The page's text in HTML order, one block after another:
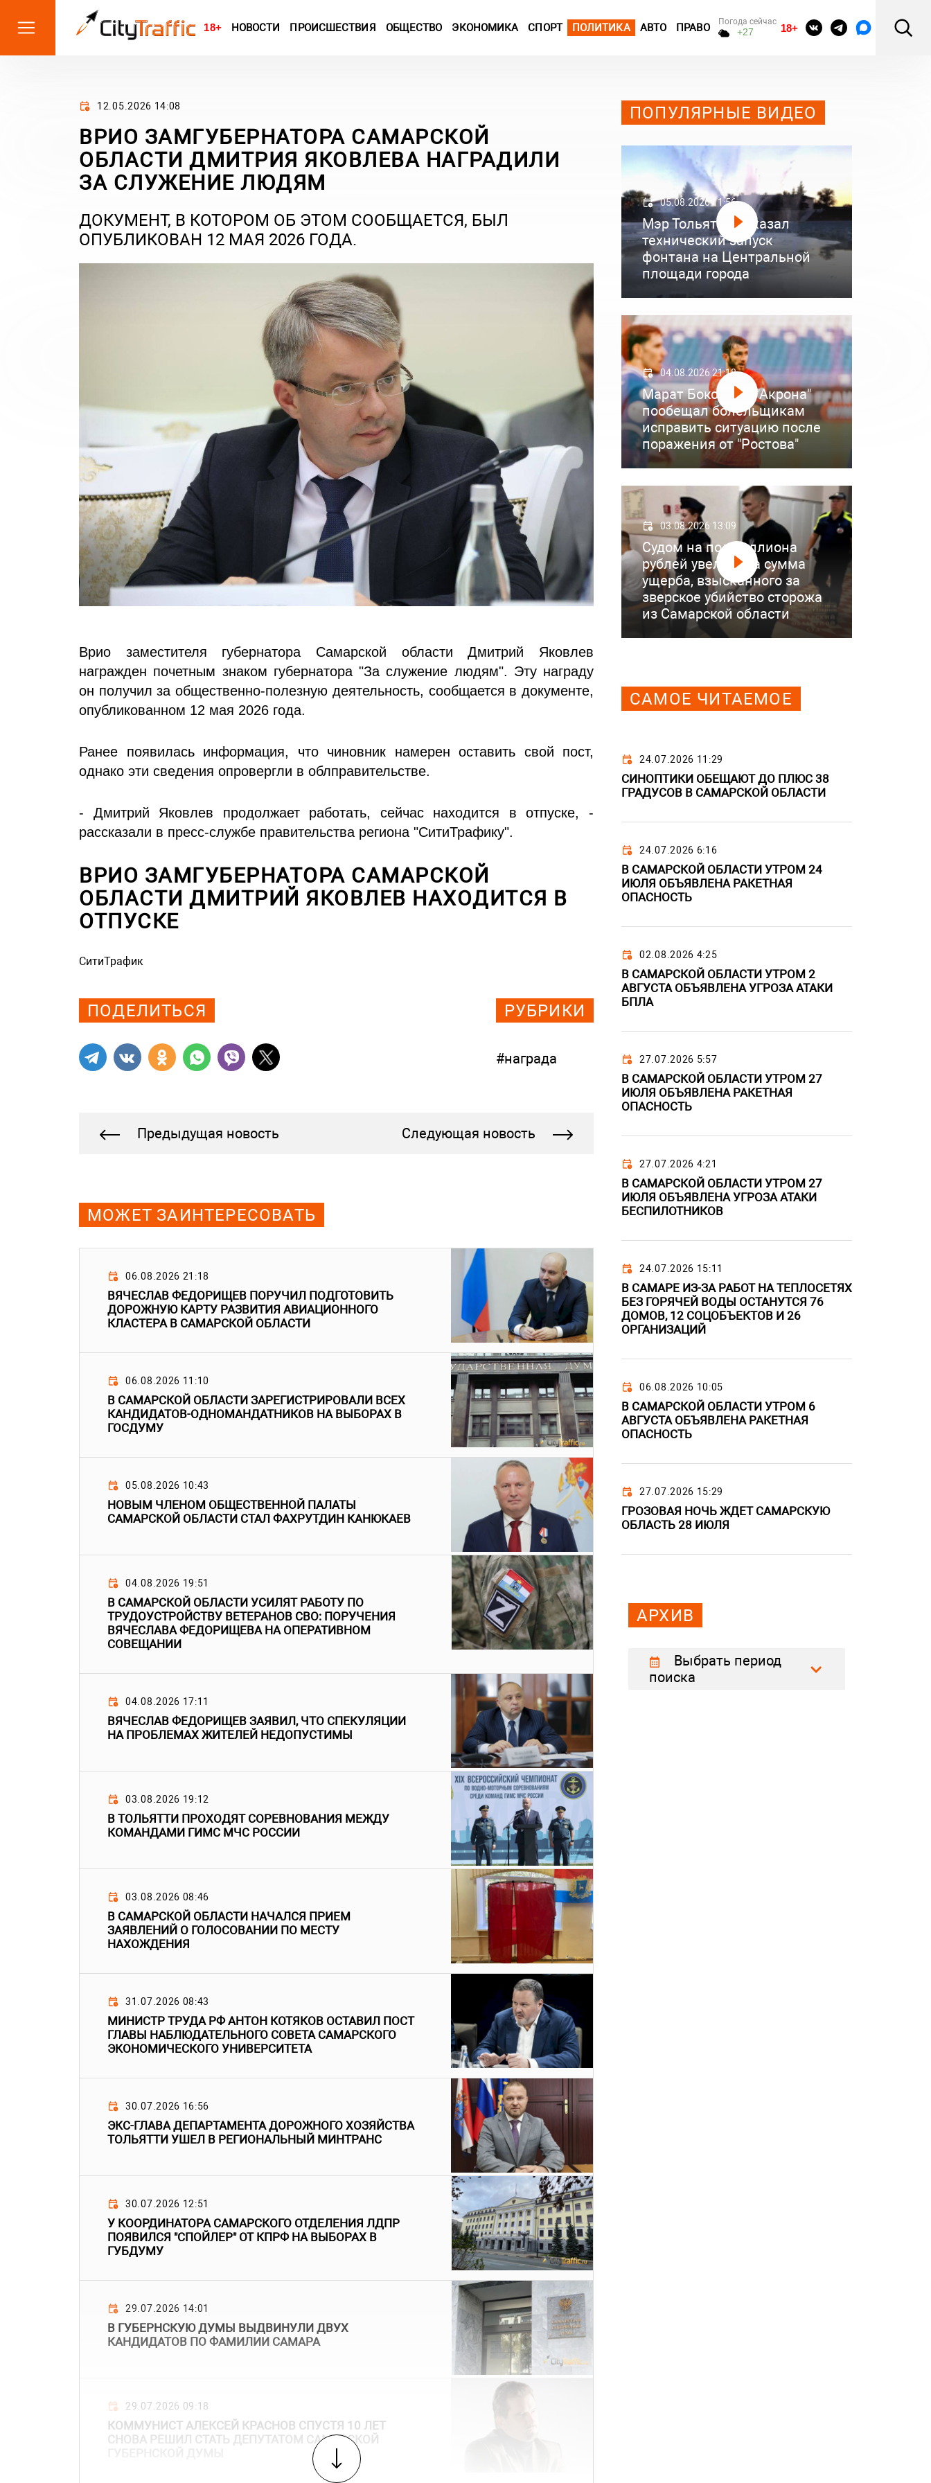
18+ НОВОСТИ ПРОИСШЕСТВИЯ ОБЩЕСТВО ЭКОНОМИКА СПОРТ ПОЛИТИКА АВТО ПРАВО Погода сейчас
+27 18+
12.05.2026 14:08
ВРИО ЗАМГУБЕРНАТОРА САМАРСКОЙ
ОБЛАСТИ ДМИТРИЯ ЯКОВЛЕВА НАГРАДИЛИ
ЗА СЛУЖЕНИЕ ЛЮДЯМ
ДОКУМЕНТ, В КОТОРОМ ОБ ЭТОМ СООБЩАЕТСЯ, БЫЛ
ОПУБЛИКОВАН 12 МАЯ 2026 ГОДА.
Врио заместителя губернатора Самарской области Дмитрий Яковлев
награжден почетным знаком губернатора "За служение людям". Эту награду
он получил за общественно-полезную деятельность, сообщается в документе,
опубликованном 12 мая 2026 года.
Ранее появилась информация, что чиновник намерен оставить свой пост,
однако эти сведения опровергли в облправительстве.
- Дмитрий Яковлев продолжает работать, сейчас находится в отпуске, -
рассказали в пресс-службе правительства региона "СитиТрафику".
ВРИО ЗАМГУБЕРНАТОРА САМАРСКОЙ
ОБЛАСТИ ДМИТРИЙ ЯКОВЛЕВ НАХОДИТСЯ В
ОТПУСКЕ
СитиТрафик
ПОДЕЛИТЬСЯ РУБРИКИ
#награда
Предыдущая новость Следующая новость
МОЖЕТ ЗАИНТЕРЕСОВАТЬ
06.08.2026 21:18
ВЯЧЕСЛАВ ФЕДОРИЩЕВ ПОРУЧИЛ ПОДГОТОВИТЬ
ДОРОЖНУЮ КАРТУ РАЗВИТИЯ АВИАЦИОННОГО
КЛАСТЕРА В САМАРСКОЙ ОБЛАСТИ
06.08.2026 11:10
В САМАРСКОЙ ОБЛАСТИ ЗАРЕГИСТРИРОВАЛИ ВСЕХ
КАНДИДАТОВ-ОДНОМАНДАТНИКОВ НА ВЫБОРАХ В
ГОСДУМУ
05.08.2026 10:43
НОВЫМ ЧЛЕНОМ ОБЩЕСТВЕННОЙ ПАЛАТЫ
САМАРСКОЙ ОБЛАСТИ СТАЛ ФАХРУТДИН КАНЮКАЕВ
04.08.2026 19:51
В САМАРСКОЙ ОБЛАСТИ УСИЛЯТ РАБОТУ ПО
ТРУДОУСТРОЙСТВУ ВЕТЕРАНОВ СВО: ПОРУЧЕНИЯ
ВЯЧЕСЛАВА ФЕДОРИЩЕВА НА ОПЕРАТИВНОМ
СОВЕЩАНИИ
04.08.2026 17:11
ВЯЧЕСЛАВ ФЕДОРИЩЕВ ЗАЯВИЛ, ЧТО СПЕКУЛЯЦИИ
НА ПРОБЛЕМАХ ЖИТЕЛЕЙ НЕДОПУСТИМЫ
03.08.2026 19:12
В ТОЛЬЯТТИ ПРОХОДЯТ СОРЕВНОВАНИЯ МЕЖДУ
КОМАНДАМИ ГИМС МЧС РОССИИ
03.08.2026 08:46
В САМАРСКОЙ ОБЛАСТИ НАЧАЛСЯ ПРИЕМ
ЗАЯВЛЕНИЙ О ГОЛОСОВАНИИ ПО МЕСТУ
НАХОЖДЕНИЯ
31.07.2026 08:43
МИНИСТР ТРУДА РФ АНТОН КОТЯКОВ ОСТАВИЛ ПОСТ
ГЛАВЫ НАБЛЮДАТЕЛЬНОГО СОВЕТА САМАРСКОГО
ЭКОНОМИЧЕСКОГО УНИВЕРСИТЕТА
30.07.2026 16:56
ЭКС-ГЛАВА ДЕПАРТАМЕНТА ДОРОЖНОГО ХОЗЯЙСТВА
ТОЛЬЯТТИ УШЕЛ В РЕГИОНАЛЬНЫЙ МИНТРАНС
30.07.2026 12:51
У КООРДИНАТОРА САМАРСКОГО ОТДЕЛЕНИЯ ЛДПР
ПОЯВИЛСЯ "СПОЙЛЕР" ОТ КПРФ НА ВЫБОРАХ В
ГУБДУМУ
29.07.2026 14:01
В ГУБЕРНСКУЮ ДУМЫ ВЫДВИНУЛИ ДВУХ
КАНДИДАТОВ ПО ФАМИЛИИ САМАРА
29.07.2026 09:18
КОММУНИСТ АЛЕКСЕЙ КРАСНОВ СПУСТЯ 10 ЛЕТ
СНОВА РЕШИЛ СТАТЬ ДЕПУТАТОМ САМАРСКОЙ
ПОПУЛЯРНЫЕ ВИДЕО
05.08.2026 11:56
Мэр Тольятти показал
технический запуск
фонтана на Центральной
площади города
04.08.2026 21:18
Марат Бокоев из "Акрона"
пообещал болельщикам
исправить ситуацию после
поражения от "Ростова"
03.08.2026 13:09
Судом на полмиллиона
рублей увеличена сумма
ущерба, взысканного за
зверское убийство сторожа
из Самарской области
САМОЕ ЧИТАЕМОЕ
24.07.2026 11:29
СИНОПТИКИ ОБЕЩАЮТ ДО ПЛЮС 38
ГРАДУСОВ В САМАРСКОЙ ОБЛАСТИ
24.07.2026 6:16
В САМАРСКОЙ ОБЛАСТИ УТРОМ 24
ИЮЛЯ ОБЪЯВЛЕНА РАКЕТНАЯ
ОПАСНОСТЬ
02.08.2026 4:25
В САМАРСКОЙ ОБЛАСТИ УТРОМ 2
АВГУСТА ОБЪЯВЛЕНА УГРОЗА АТАКИ
БПЛА
27.07.2026 5:57
В САМАРСКОЙ ОБЛАСТИ УТРОМ 27
ИЮЛЯ ОБЪЯВЛЕНА РАКЕТНАЯ
ОПАСНОСТЬ
27.07.2026 4:21
В САМАРСКОЙ ОБЛАСТИ УТРОМ 27
ИЮЛЯ ОБЪЯВЛЕНА УГРОЗА АТАКИ
БЕСПИЛОТНИКОВ
24.07.2026 15:11
В САМАРЕ ИЗ-ЗА РАБОТ НА ТЕПЛОСЕТЯХ
БЕЗ ГОРЯЧЕЙ ВОДЫ ОСТАНУТСЯ 76
ДОМОВ, 12 СОЦОБЪЕКТОВ И 26
ОРГАНИЗАЦИЙ
06.08.2026 10:05
В САМАРСКОЙ ОБЛАСТИ УТРОМ 6
АВГУСТА ОБЪЯВЛЕНА РАКЕТНАЯ
ОПАСНОСТЬ
27.07.2026 15:29
ГРОЗОВАЯ НОЧЬ ЖДЕТ САМАРСКУЮ
ОБЛАСТЬ 28 ИЮЛЯ
АРХИВ
Выбрать период
поиска